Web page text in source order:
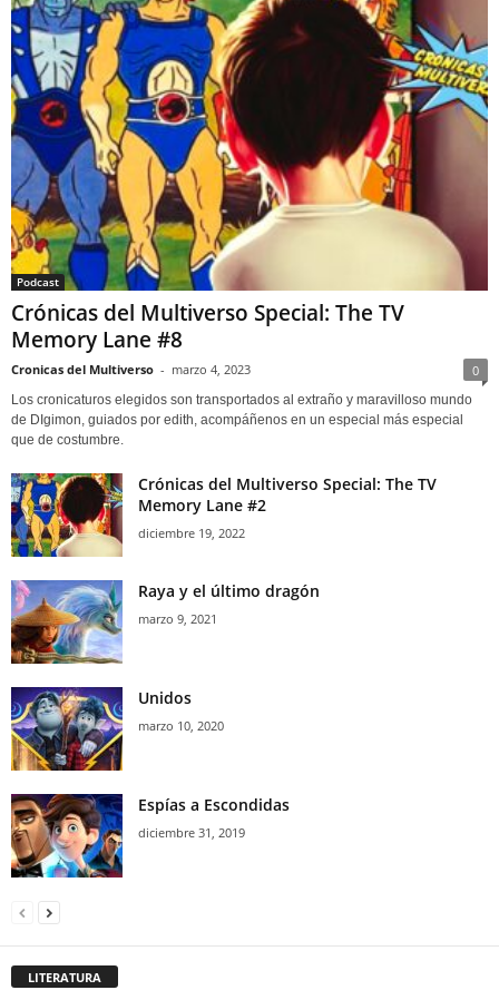
Podcast
Crónicas del Multiverso Special: The TV
Memory Lane #8
Cronicas del Multiverso - marzo 4, 2023 0
Los cronicaturos elegidos son transportados al extraño y maravilloso mundo
de DIgimon, guiados por edith, acompáñenos en un especial más especial
que de costumbre.
Crónicas del Multiverso Special: The TV
Memory Lane #2
diciembre 19, 2022
Raya y el último dragón
marzo 9, 2021
Unidos
marzo 10, 2020
Espías a Escondidas
diciembre 31, 2019
LITERATURA